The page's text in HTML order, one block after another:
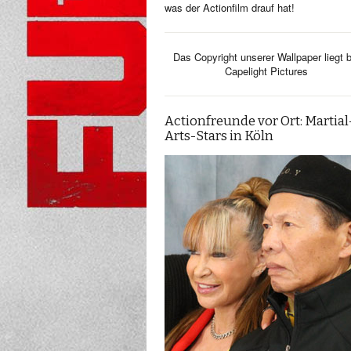
was der Actionfilm drauf hat!
Das Copyright unserer Wallpaper liegt
Capelight Pictures
Actionfreunde vor Ort:
Arts-Stars in Köln